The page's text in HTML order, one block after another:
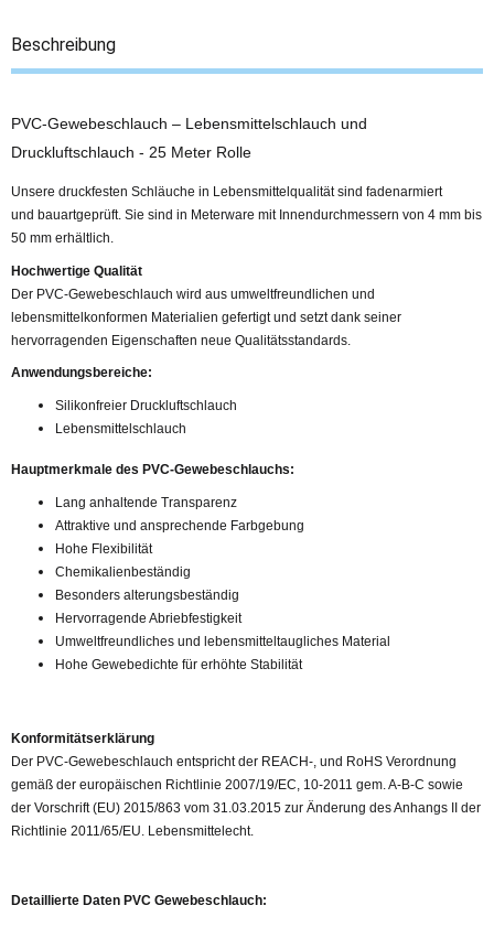
Beschreibung
PVC-Gewebeschlauch – Lebensmittelschlauch und
Druckluftschlauch - 25 Meter Rolle
Unsere druckfesten Schläuche in Lebensmittelqualität sind fadenarmiert
und bauartgeprüft. Sie sind in Meterware mit Innendurchmessern von 4 mm bis
50 mm erhältlich.
Hochwertige Qualität
Der PVC-Gewebeschlauch wird aus umweltfreundlichen und
lebensmittelkonformen Materialien gefertigt und setzt dank seiner
hervorragenden Eigenschaften neue Qualitätsstandards.
Anwendungsbereiche:
Silikonfreier Druckluftschlauch
Lebensmittelschlauch
Hauptmerkmale des PVC-Gewebeschlauchs:
Lang anhaltende Transparenz
Attraktive und ansprechende Farbgebung
Hohe Flexibilität
Chemikalienbeständig
Besonders alterungsbeständig
Hervorragende Abriebfestigkeit
Umweltfreundliches und lebensmitteltaugliches Material
Hohe Gewebedichte für erhöhte Stabilität
Konformitätserklärung
Der PVC-Gewebeschlauch entspricht der REACH-, und RoHS Verordnung
gemäß der europäischen Richtlinie 2007/19/EC, 10-2011 gem. A-B-C sowie
der Vorschrift (EU) 2015/863 vom 31.03.2015 zur Änderung des Anhangs II der
Richtlinie 2011/65/EU. Lebensmittelecht.
Detaillierte Daten PVC Gewebeschlauch: